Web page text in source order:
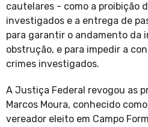
cautelares - como a proibição
investigados e a entrega de
para garantir o andamento da
obstrução, e para impedir a
crimes investigados.
A Justiça Federal revogou as
Marcos Moura, conhecido
vereador eleito em Campo